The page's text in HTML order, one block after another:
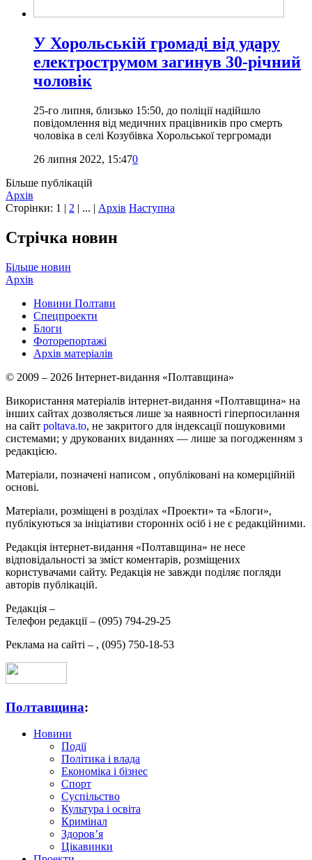
У Хорольській громаді від удару
електрострумом загинув 30-річний
чоловік
25-го липня, близько 15:50, до поліції надійшло
повідомлення від медичних працівників про смерть
чоловіка в селі Козубівка Хорольської тергромади
26 липня 2022, 15:470
Більше публікацій
Архів
Сторінки: 1 | 2 | ... | Архів Наступна
Стрічка новин
Більше новин
Архів
Новини Полтави
Спецпроекти
Блоги
Фоторепортажі
Архів матеріалів
© 2009 – 2026 Інтернет-видання «Полтавщина»
Використання матеріалів інтернет-видання «Полтавщина» на
інших сайтах дозволяється лише за наявності гіперпосилання
на сайт poltava.to, не закритого для індексації пошуковими
системами; у друкованих виданнях — лише за погодженням з
редакцією.
Матеріали, позначені написом , опубліковані на комерційній
основі.
Матеріали, розміщені в розділах «Проекти» та «Блоги»,
публікуються за ініціативи сторонніх осіб і не є редакційними.
Редакція інтернет-видання «Полтавщина» не несе
відповідальності за зміст коментарів, розміщених
користувачами сайту. Редакція не завжди поділяє погляди
авторів публікацій.
Редакція –
Телефон редакції – (095) 794-29-25
Реклама на сайті – , (095) 750-18-53
Полтавщина:
Новини
Події
Політика і влада
Економіка і бізнес
Спорт
Суспільство
Культура і освіта
Кримінал
Здоров’я
Цікавинки